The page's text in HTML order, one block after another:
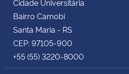
Cidade Universitária
Bairro Camobi
Santa Maria - RS
CEP: 97105-900
+55 (55) 3220-8000